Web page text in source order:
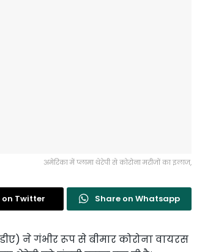
अमेरिका में प्लामा थेरेपी से कोरोना मरीजों का इलाज,
on Twitter Share on Whatsapp
ने गंभीर रूप से बीमार कोरोना वायरस